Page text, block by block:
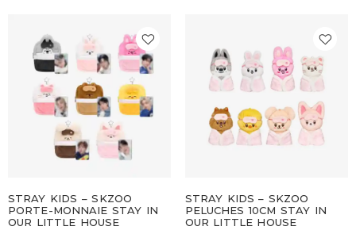
STRAY KIDS – SKZOO
PORTE-MONNAIE STAY IN
OUR LITTLE HOUSE
STRAY KIDS – SKZOO
PELUCHES 10CM STAY IN
OUR LITTLE HOUSE